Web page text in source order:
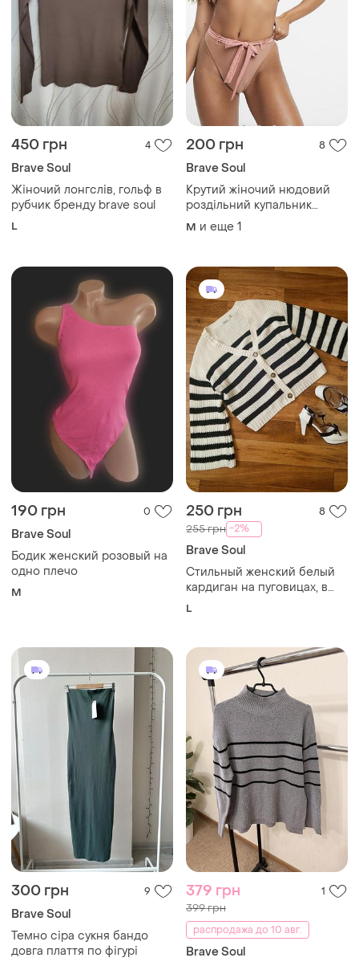
450 грн 4
Brave Soul
Жіночий лонгслів, гольф в
рубчик бренду brave soul
L
200 грн 8
Brave Soul
Крутий жіночий нюдовий
роздільний купальник
трусики з високою
посадкою brave soul топ
жіночий купальник
M и еще 1
190 грн 0
Brave Soul
Бодик женский розовый на
одно плечо
M
250 грн 8
255 грн -2%
Brave Soul
Стильный женский белый
кардиган на пуговицах, в
полоску,с расклешенными
L
300 грн 9
Brave Soul
Темно сіра сукня бандо
довга плаття по фігурі
379 грн 1
399 грн
распродажа до 10 авг.
Brave Soul